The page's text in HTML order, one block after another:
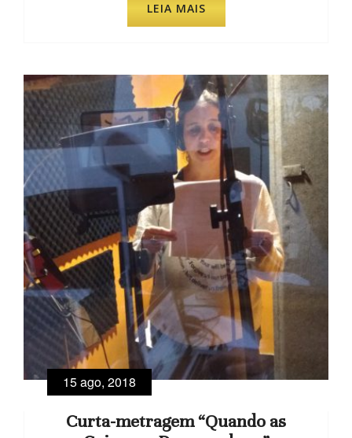
LEIA MAIS
15 ago, 2018
Curta-metragem “Quando as